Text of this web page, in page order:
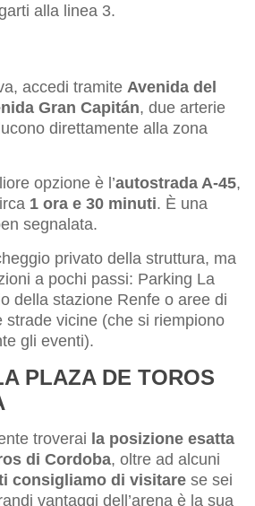
alla linea 3.
accedi tramite Avenida del
Gran Capitán, due arterie
direttamente alla zona
opzione è l’autostrada A-45,
1 ora e 30 minuti. È una
segnalata.
privato della struttura, ma
a pochi passi: Parking La
della stazione Renfe o aree di
strade vicine (che si riempiono
gli eventi).
PLAZA DE TOROS
troverai la posizione esatta
di Cordoba, oltre ad alcuni
consigliamo di visitare se sei
vantaggi dell’arena è la sua